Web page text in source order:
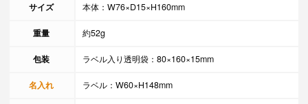
サイズ 本体：W76×D15×H160mm
重量 約52g
包装 ラベル入り透明袋：80×160×15mm
名入れ ラベル：W60×H148mm